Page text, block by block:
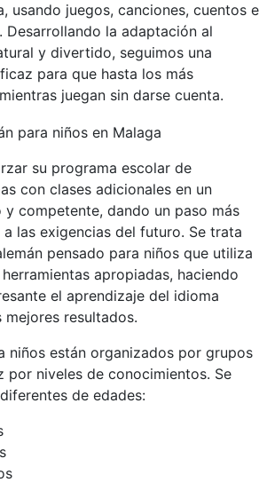
usando juegos, canciones, cuentos e
Desarrollando la adaptación al
y divertido, seguimos una
para que hasta los más
juegan sin darse cuenta.
su programa escolar de
con clases adicionales en un
competente, dando un paso más
las exigencias del futuro. Se trata
pensado para niños que utiliza
apropiadas, haciendo
el aprendizaje del idioma
resultados.
niños están organizados por grupos
por niveles de conocimientos. Se
de edades: